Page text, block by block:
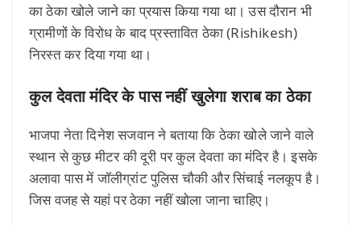
का ठेका खोले जाने का प्रयास किया गया था। उस दौरान भी
ग्रामीणों के विरोध के बाद प्रस्तावित ठेका (Rishikesh)
निरस्त कर दिया गया था।
कुल देवता मंदिर के पास नहीं खुलेगा शराब का ठेका
भाजपा नेता दिनेश सजवान ने बताया कि ठेका खोले जाने वाले
स्थान से कुछ मीटर की दूरी पर कुल देवता का मंदिर है। इसके
अलावा पास में जॉलीग्रांट पुलिस चौकी और सिंचाई नलकूप है।
जिस वजह से यहां पर ठेका नहीं खोला जाना चाहिए।